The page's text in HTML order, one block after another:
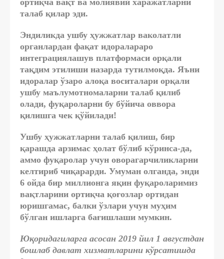
ортиқча вақт ва молиявий харажатларни
талаб қилар эди.
Эндиликда ушбу ҳужжатлар ваколатли
органлардан фақат идоралараро
интеграциялашув платформаси орқали
тақдим этилиши назарда тутилмоқда. Яъни
идоралар ўзаро алоқа воситалари орқали
ушбу маълумотномаларни талаб қилиб
олади, фуқароларни бу бўйича оввора
қилишга чек қўйилади!
Ушбу ҳужжатларни талаб қилиш, бир
қарашда арзимас ҳолат бўлиб кўринса-да,
аммо фуқаролар учун оворагарчиликларни
келтириб чиқарарди. Умуман олганда, энди
6 ойда бир миллионга яқин фуқароларимиз
вақтларини ортиқча қоғозлар ортидан
юришгамас, балки ўзлари учун муҳим
бўлган ишларга бағишлаши мумкин.
Юқоридагиларга асосан 2019 йил 1 августдан
бошлаб давлат хизматларини кўрсатишда